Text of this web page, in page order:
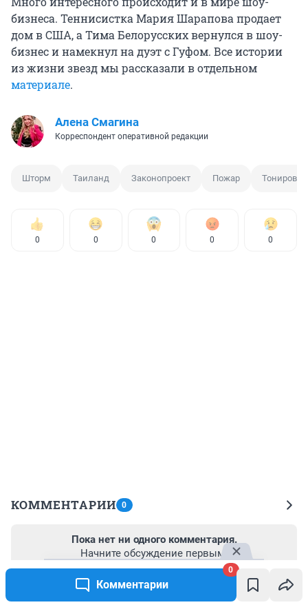
Комментарии
0
бизнеса. Теннисистка Мария Шарапова продает
дом в США, а Тима Белорусских вернулся в шоу-
бизнес и намекнул на дуэт с Гуфом. Все истории
из жизни звезд мы рассказали в отдельном
материале.
Алена Смагина
Корреспондент оперативной редакции
Шторм Таиланд Законопроект Пожар Тонировка
0 0 0 0 0
КОММЕНТАРИИ 0
Пока нет ни одного комментария.
Начните обсуждение первым!